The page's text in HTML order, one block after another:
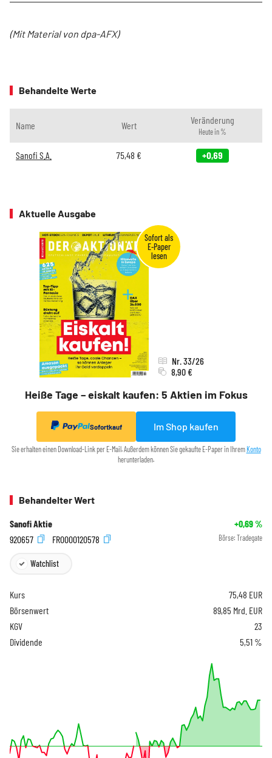
(Mit Material von dpa-AFX)
Behandelte Werte
Name Wert Veränderung
Heute in %
Sanofi S.A. 75,48 € +0,69
Aktuelle Ausgabe
Heiße Tage – eiskalt kaufen: 5 Aktien im Fokus
Nr. 33/26
8,90 €
Sofortkauf Im Shop kaufen
Sie erhalten einen Download-Link per E-Mail. Außerdem können Sie gekaufte E-Paper in Ihrem Konto
herunterladen.
Behandelter Wert
Sanofi Aktie +0,69%
920657
FR0000120578 Börse: Tradegate
Watchlist
Kurs 75,48 EUR
Börsenwert
89,85 Mrd. EUR
KGV
23
Dividende
5,51 %